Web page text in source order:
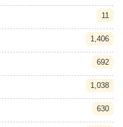
11
1,406
692
1,038
630